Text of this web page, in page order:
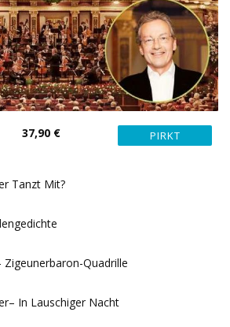
37,90 €
Tanzt Mit?
Zigeunerbaron-Quadrille
In Lauschiger Nacht